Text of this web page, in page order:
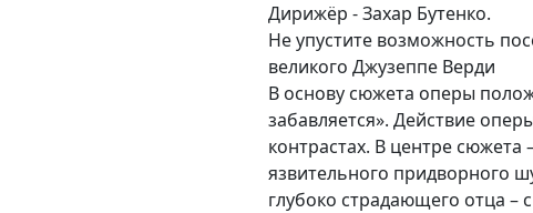
Дирижёр - Захар Бутенко.
Не упустите возможность
великого Джузеппе Верди
В основу сюжета оперы
забавляется». Действие
контрастах. В центре сюжета
язвительного придворного
глубоко страдающего отца –